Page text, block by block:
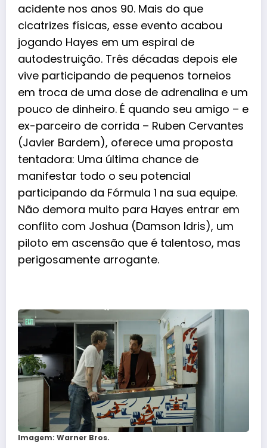
acidente nos anos 90. Mais do que
cicatrizes físicas, esse evento acabou
jogando Hayes em um espiral de
autodestruição. Três décadas depois ele
vive participando de pequenos torneios
em troca de uma dose de adrenalina e um
pouco de dinheiro. É quando seu amigo – e
ex-parceiro de corrida – Ruben Cervantes
(Javier Bardem), oferece uma proposta
tentadora: Uma última chance de
manifestar todo o seu potencial
participando da Fórmula 1 na sua equipe.
Não demora muito para Hayes entrar em
conflito com Joshua (Damson Idris), um
piloto em ascensão que é talentoso, mas
perigosamente arrogante.
Imagem: Warner Bros.